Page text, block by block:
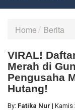
Home Berita
VIRAL!
Merah di
Pengusaha
Hutang!
By: Fatika Nur | Kamis